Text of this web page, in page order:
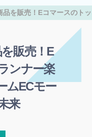
を販売！Eコマースのト
販売！E
ンナー楽
ムECモー
来